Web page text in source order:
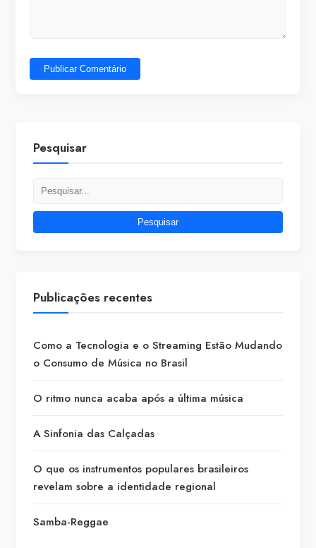
Publicar Comentário
Pesquisar
Pesquisar
Publicações recentes
Como a Tecnologia e o Streaming Estão Mudando
o Consumo de Música no Brasil
O ritmo nunca acaba após a última música
A Sinfonia das Calçadas
O que os instrumentos populares brasileiros
revelam sobre a identidade regional
Samba-Reggae